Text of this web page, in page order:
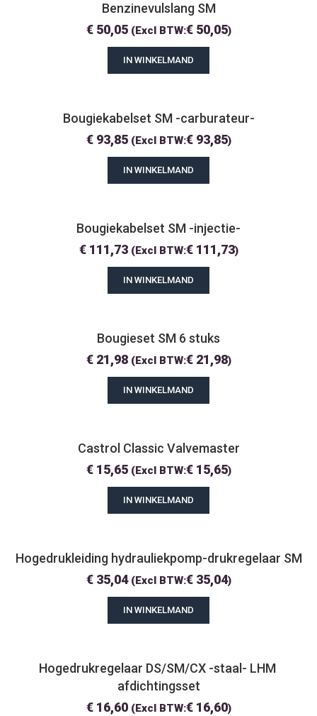
Benzinevulslang SM
€50,05 (Excl BTW:€50,05)
IN WINKELMAND
Bougiekabelset SM -carburateur-
€93,85 (Excl BTW:€93,85)
IN WINKELMAND
Bougiekabelset SM -injectie-
€111,73 (Excl BTW:€111,73)
IN WINKELMAND
Bougieset SM 6 stuks
€21,98 (Excl BTW:€21,98)
IN WINKELMAND
Castrol Classic Valvemaster
€15,65 (Excl BTW:€15,65)
IN WINKELMAND
Hogedrukleiding hydrauliekpomp-drukregelaar SM
€35,04 (Excl BTW:€35,04)
IN WINKELMAND
Hogedrukregelaar DS/SM/CX -staal- LHM
afdichtingsset
€16,60 (Excl BTW:€16,60)